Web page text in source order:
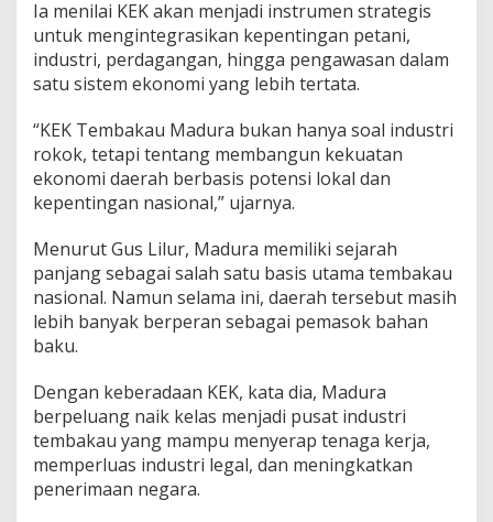
Ia menilai KEK akan menjadi instrumen strategis
untuk mengintegrasikan kepentingan petani,
industri, perdagangan, hingga pengawasan dalam
satu sistem ekonomi yang lebih tertata.
“KEK Tembakau Madura bukan hanya soal industri
rokok, tetapi tentang membangun kekuatan
ekonomi daerah berbasis potensi lokal dan
kepentingan nasional,” ujarnya.
Menurut Gus Lilur, Madura memiliki sejarah
panjang sebagai salah satu basis utama tembakau
nasional. Namun selama ini, daerah tersebut masih
lebih banyak berperan sebagai pemasok bahan
baku.
Dengan keberadaan KEK, kata dia, Madura
berpeluang naik kelas menjadi pusat industri
tembakau yang mampu menyerap tenaga kerja,
memperluas industri legal, dan meningkatkan
penerimaan negara.